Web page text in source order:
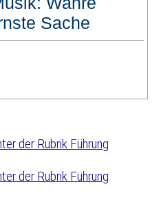
Sache